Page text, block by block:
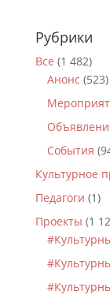
Рубрики
Все (1 482)
Анонс (523)
События
Культурное
Педагоги (1)
Проекты (1